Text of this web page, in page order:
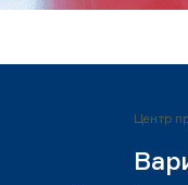
Центр